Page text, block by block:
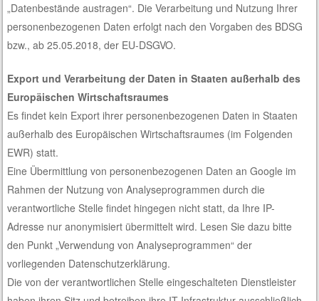
„Datenbestände austragen“. Die Verarbeitung und Nutzung Ihrer
personenbezogenen Daten erfolgt nach den Vorgaben des BDSG
bzw., ab 25.05.2018, der EU-DSGVO.
Export und Verarbeitung der Daten in Staaten außerhalb des
Europäischen Wirtschaftsraumes
Es findet kein Export ihrer personenbezogenen Daten in Staaten
außerhalb des Europäischen Wirtschaftsraumes (im Folgenden
EWR) statt.
Eine Übermittlung von personenbezogenen Daten an Google im
Rahmen der Nutzung von Analyseprogrammen durch die
verantwortliche Stelle findet hingegen nicht statt, da Ihre IP-
Adresse nur anonymisiert übermittelt wird. Lesen Sie dazu bitte
den Punkt „Verwendung von Analyseprogrammen“ der
vorliegenden Datenschutzerklärung.
Die von der verantwortlichen Stelle eingeschalteten Dienstleister